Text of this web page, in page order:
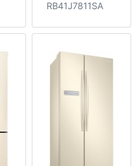
RB41J7811SA